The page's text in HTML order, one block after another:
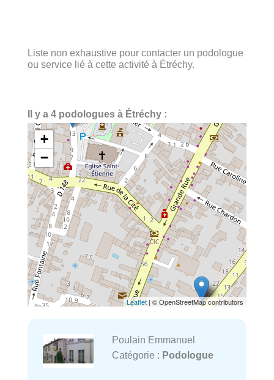
Liste non exhaustive pour contacter un podologue
ou service lié à cette activité à Étréchy.
Il y a 4 podologues à Étréchy :
+
−
Leaflet | © OpenStreetMap contributors
Poulain Emmanuel
Catégorie : Podologue